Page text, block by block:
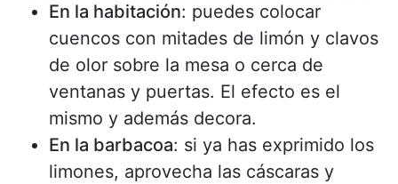
En la habitación: puedes colocar
cuencos con mitades de limón y clavos
de olor sobre la mesa o cerca de
ventanas y puertas. El efecto es el
mismo y además decora.
En la barbacoa: si ya has exprimido los
limones, aprovecha las cáscaras y